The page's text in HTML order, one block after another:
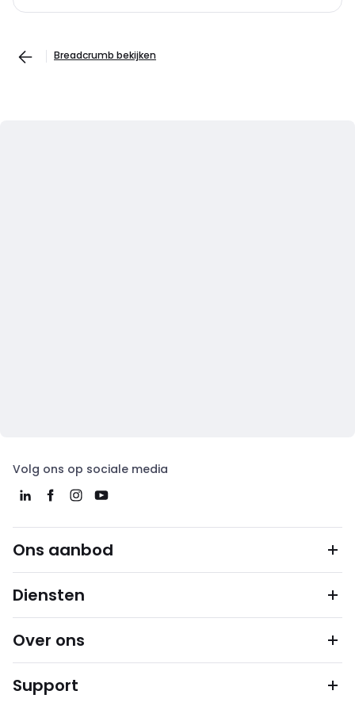
Breadcrumb bekijken
Volg ons op sociale media
Ons aanbod
Diensten
Over ons
Support